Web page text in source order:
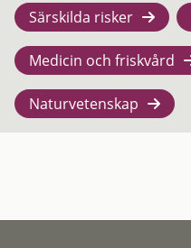
Särskilda risker
Medicin och friskvård
Naturvetenskap